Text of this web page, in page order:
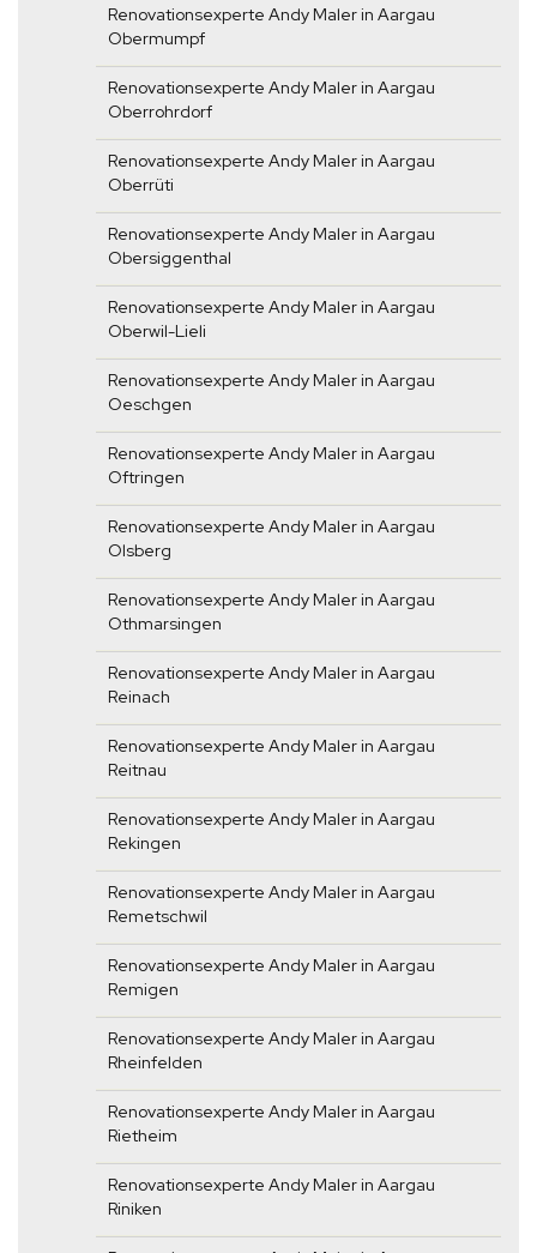
Renovationsexperte Andy Maler in Aargau
Obermumpf
Renovationsexperte Andy Maler in Aargau
Oberrohrdorf
Renovationsexperte Andy Maler in Aargau
Oberrüti
Renovationsexperte Andy Maler in Aargau
Obersiggenthal
Renovationsexperte Andy Maler in Aargau
Oberwil-Lieli
Renovationsexperte Andy Maler in Aargau
Oeschgen
Renovationsexperte Andy Maler in Aargau
Oftringen
Renovationsexperte Andy Maler in Aargau
Olsberg
Renovationsexperte Andy Maler in Aargau
Othmarsingen
Renovationsexperte Andy Maler in Aargau
Reinach
Renovationsexperte Andy Maler in Aargau
Reitnau
Renovationsexperte Andy Maler in Aargau
Rekingen
Renovationsexperte Andy Maler in Aargau
Remetschwil
Renovationsexperte Andy Maler in Aargau
Remigen
Renovationsexperte Andy Maler in Aargau
Rheinfelden
Renovationsexperte Andy Maler in Aargau
Rietheim
Renovationsexperte Andy Maler in Aargau
Riniken